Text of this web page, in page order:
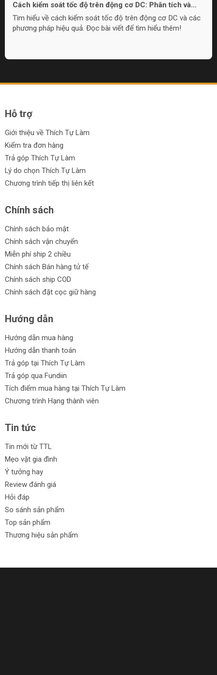
Cách kiểm soát tốc độ trên động cơ DC: Phân tích và
các phương pháp
Tìm hiểu về cách kiểm soát tốc độ trên động cơ DC và các
phương pháp hiệu quả. Đọc bài viết để tìm hiểu thêm!
Hỗ trợ
Giới thiệu về Thích Tự Làm
Kiểm tra đơn hàng
Trả góp Thích Tự Làm
Lý do chọn Thích Tự Làm
Chương trình tiếp thị liên kết
Chính sách
Chính sách bảo mật
Chính sách vận chuyển
Miễn phí ship 2 chiều
Chính sách Bán hàng tử tế
Chính sách ship COD
Chính sách đặt cọc giữ hàng
Hướng dẫn
Hướng dẫn mua hàng
Hướng dẫn thanh toán
Trả góp tại Thích Tự Làm
Trả góp qua Fundiin
Tích điểm mua hàng tại Thích Tự Làm
Chương trình Hạng thành viên
Tin tức
Tin mới từ TTL
Mẹo vặt gia đình
Ý tưởng hay
Review đánh giá
Hỏi đáp
So sánh sản phẩm
Top sản phẩm
Thương hiệu sản phẩm